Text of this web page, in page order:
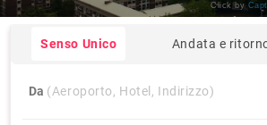
Click by
Senso Unico Andata e
Da (Aeroporto, Hotel, Indirizzo)